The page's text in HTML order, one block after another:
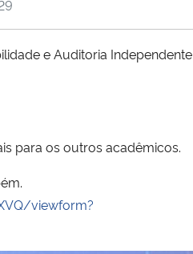
e Auditoria Independente
para os outros acadêmicos.
viewform?